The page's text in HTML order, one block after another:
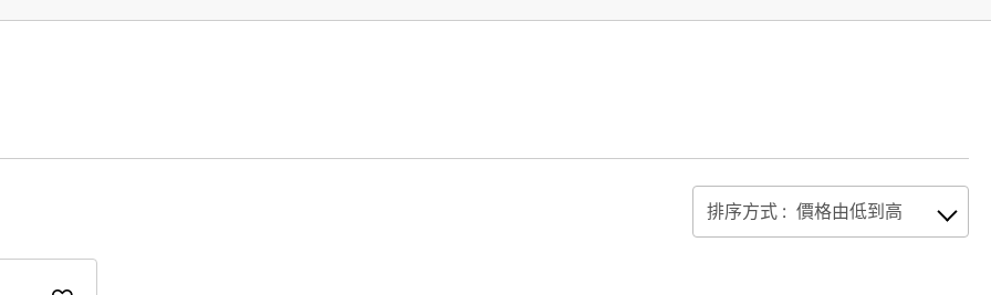
排序方式 : 價格由低到高